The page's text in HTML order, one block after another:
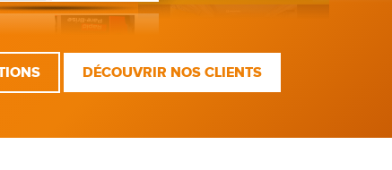
DÉCOUVRIR NOS CLIENTS